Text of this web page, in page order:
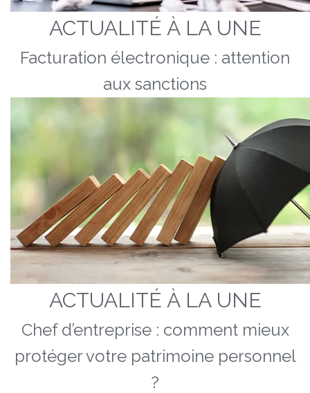
ACTUALITÉ À LA UNE
Facturation électronique : attention
aux sanctions
ACTUALITÉ À LA UNE
Chef d’entreprise : comment mieux
protéger votre patrimoine personnel
?